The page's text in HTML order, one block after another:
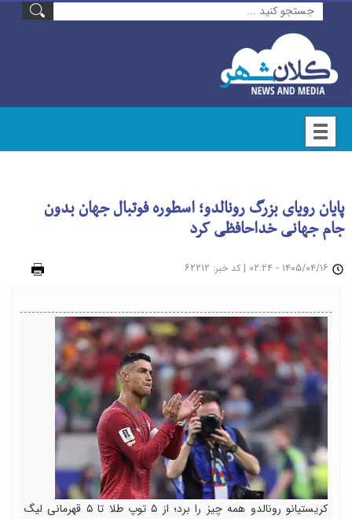
پایان رویای بزرگ رونالدو؛ اسطوره فوتبال جهان بدون
جام جهانی خداحافظی کرد
| کد خبر: ۶۲۲۱۲
کریستیانو رونالدو همه چیز را برد؛ از ۵ توپ طلا تا ۵ قهرمانی لیگ